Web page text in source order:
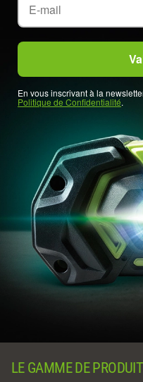
En vous inscrivant à la
Politique de Confidentialité.
LE GAMME DE